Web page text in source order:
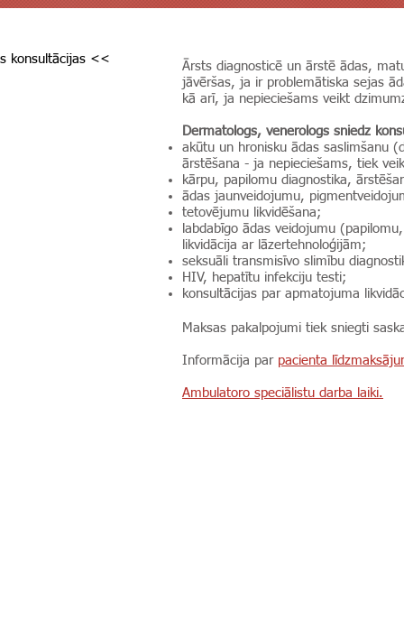
konsultācijas <<
Ārsts diagnosticē un ārstē ādas,
jāvēršas, ja ir problemātiska sejas
kā arī, ja nepieciešams veikt
Dermatologs, venerologs sniedz
akūtu un hronisku ādas saslimšanu
ārstēšana - ja nepieciešams, tiek
kārpu, papilomu diagnostika,
ādas jaunveidojumu,
tetovējumu likvidēšana;
labdabīgo ādas veidojumu
likvidācija ar lāzertehnoloģijām;
seksuāli transmisīvo slimību
HIV, hepatītu infekciju testi;
konsultācijas par apmatojuma
Maksas pakalpojumi tiek sniegti
Informācija par pacienta
Ambulatoro speciālistu darba laiki.